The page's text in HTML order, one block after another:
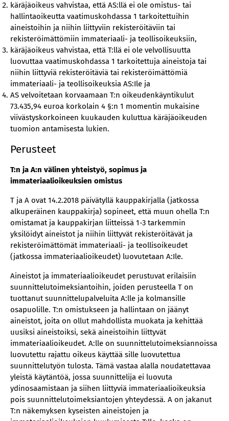
käräjäoikeus vahvistaa, että AS:llä ei ole omistus- tai
hallintaoikeutta vaatimuskohdassa 1 tarkoitettuihin
aineistoihin ja niihin liittyviin rekisteröitäviin tai
rekisteröimättömiin immateriaali- ja teollisoikeuksiin,
käräjäoikeus vahvistaa, että T:llä ei ole velvollisuutta
luovuttaa vaatimuskohdassa 1 tarkoitettuja aineistoja tai
niihin liittyviä rekisteröitäviä tai rekisteröimättömiä
immateriaali- ja teollisoikeuksia AS:Ile ja
AS velvoitetaan korvaamaan T:n oikeudenkäyntikulut
73.435,94 euroa korkolain 4 §:n 1 momentin mukaisine
viivästyskorkoineen kuukauden kuluttua käräjäoikeuden
tuomion antamisesta lukien.
Perusteet
T:n ja A:n välinen yhteistyö, sopimus ja
immateriaalioikeuksien omistus
T ja A ovat 14.2.2018 päivätyllä kauppakirjalla (jatkossa
alkuperäinen kauppakirja) sopineet, että muun ohella T:n
omistamat ja kauppakirjan liitteissä 1-3 tarkemmin
yksilöidyt aineistot ja niihin liittyvät rekisteröitävät ja
rekisteröimättömät immateriaali- ja teollisoikeudet
(jatkossa immateriaalioikeudet) luovutetaan A:Ile.
Aineistot ja immateriaalioikeudet perustuvat erilaisiin
suunnittelutoimeksiantoihin, joiden perusteella T on
tuottanut suunnittelupalveluita A:lle ja kolmansille
osapuolille. T:n omistukseen ja hallintaan on jäänyt
aineistot, joita on ollut mahdollista muokata ja kehittää
uusiksi aineistoiksi, sekä aineistoihin liittyvät
immateriaalioikeudet. A:lle on suunnittelutoimeksiannoissa
luovutettu rajattu oikeus käyttää sille luovutettua
suunnittelutyön tulosta. Tämä vastaa alalla noudatettavaa
yleistä käytäntöä, jossa suunnittelija ei luovuta
ydinosaamistaan ja siihen liittyviä immateriaalioikeuksia
pois suunnittelutoimeksiantojen yhteydessä. A on jakanut
T:n näkemyksen kyseisten aineistojen ja